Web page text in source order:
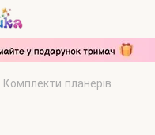
Комплекти планерів